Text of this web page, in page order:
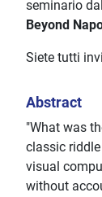
seminario
Beyond
Siete tutti
Abstract
"What was
classic
visual
without